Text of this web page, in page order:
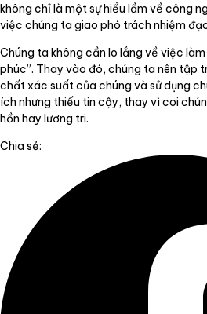
không chỉ là một sự hiểu lầm về công
việc chúng ta giao phó trách nhiệm
Chúng ta không cần lo lắng về việc làm
phúc”. Thay vào đó, chúng ta nên tập
chất xác suất của chúng và sử dụng
ích nhưng thiếu tin cậy, thay vì coi
hồn hay lương tri.
Chia sẻ: